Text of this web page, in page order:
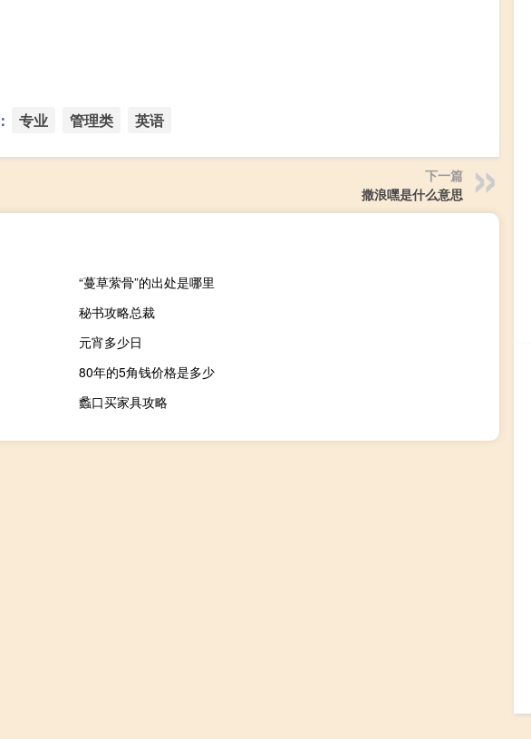
专业 管理类 英语
下一篇
撒浪嘿是什么意思
“蔓草萦骨”的出处是哪里
秘书攻略总裁
元宵多少日
80年的5角钱价格是多少
蠡口买家具攻略